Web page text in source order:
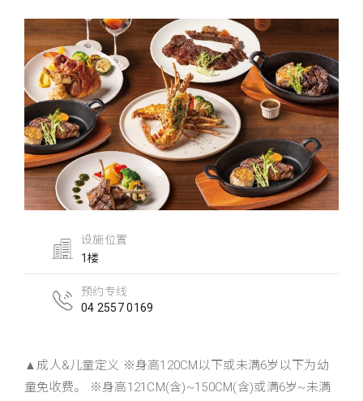
设施位置
1楼
预约专线
04 2557 0169
▲成人&儿童定义 ※身高120CM以下或未满6岁以下为幼
童免收费。 ※身高121CM(含)~150CM(含)或满6岁~未满